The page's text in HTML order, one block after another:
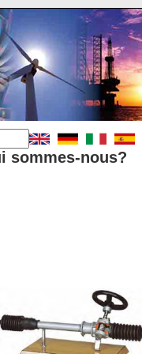
sommes-nous?